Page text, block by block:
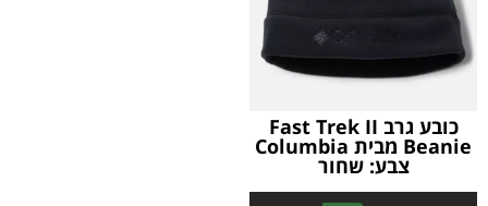
כובע גרב Fast Trek II
Beanie מבית Columbia
צבע: שחור